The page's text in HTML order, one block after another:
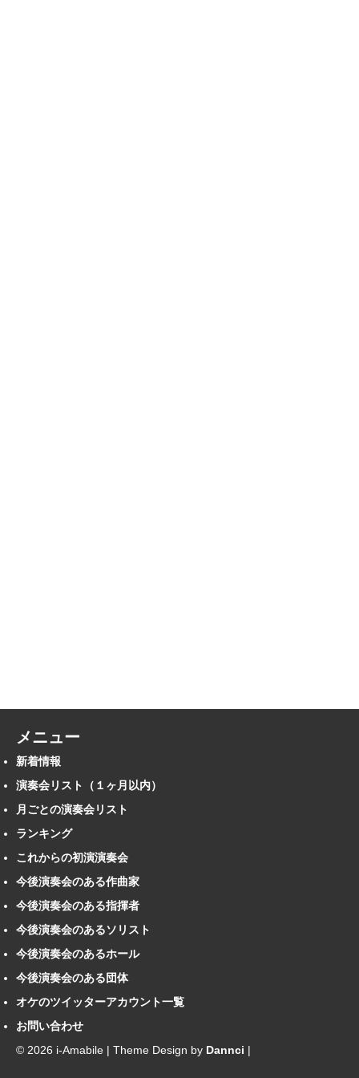
メニュー
新着情報
演奏会リスト（１ヶ月以内）
月ごとの演奏会リスト
ランキング
これからの初演演奏会
今後演奏会のある作曲家
今後演奏会のある指揮者
今後演奏会のあるソリスト
今後演奏会のあるホール
今後演奏会のある団体
オケのツイッターアカウント一覧
お問い合わせ
© 2026 i-Amabile | Theme Design by Dannci |